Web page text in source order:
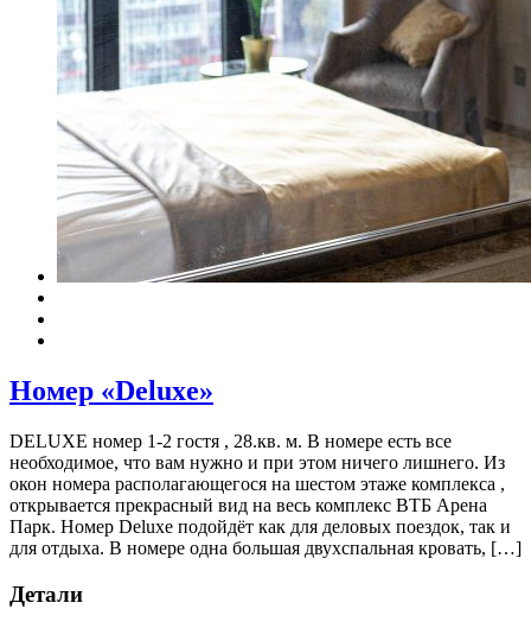
Номер «Deluxe»
DELUXE номер 1-2 гостя , 28.кв. м. В номере есть все
необходимое, что вам нужно и при этом ничего лишнего. Из
окон номера располагающегося на шестом этаже комплекса ,
открывается прекрасный вид на весь комплекс ВТБ Арена
Парк. Номер Deluxe подойдёт как для деловых поездок, так и
для отдыха. В номере одна большая двухспальная кровать, […]
Детали